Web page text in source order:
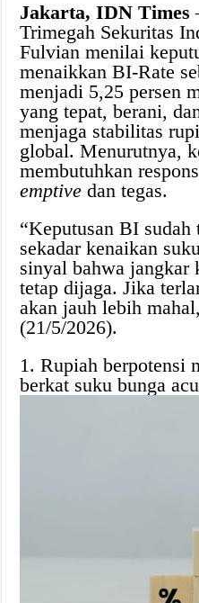
Jakarta, IDN Times
Trimegah Sekuritas
Fulvian menilai
menaikkan BI-Rate
menjadi 5,25 persen
yang tepat, berani,
menjaga stabilitas
global. Menurutnya,
membutuhkan
emptive dan tegas.
“Keputusan BI
sekadar kenaikan
sinyal bahwa jangkar
tetap dijaga. Jika
akan jauh lebih
(21/5/2026).
1. Rupiah berpotensi
berkat suku bunga